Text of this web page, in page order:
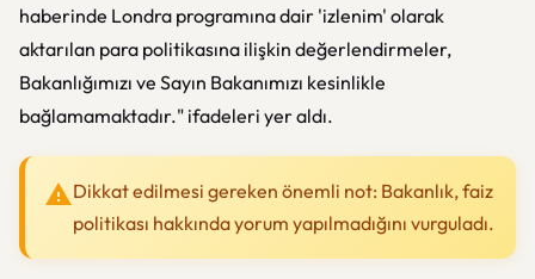
haberinde Londra programına dair 'izlenim' olarak
aktarılan para politikasına ilişkin değerlendirmeler,
Bakanlığımızı ve Sayın Bakanımızı kesinlikle
bağlamamaktadır." ifadeleri yer aldı.
Dikkat edilmesi gereken önemli not: Bakanlık, faiz
politikası hakkında yorum yapılmadığını vurguladı.